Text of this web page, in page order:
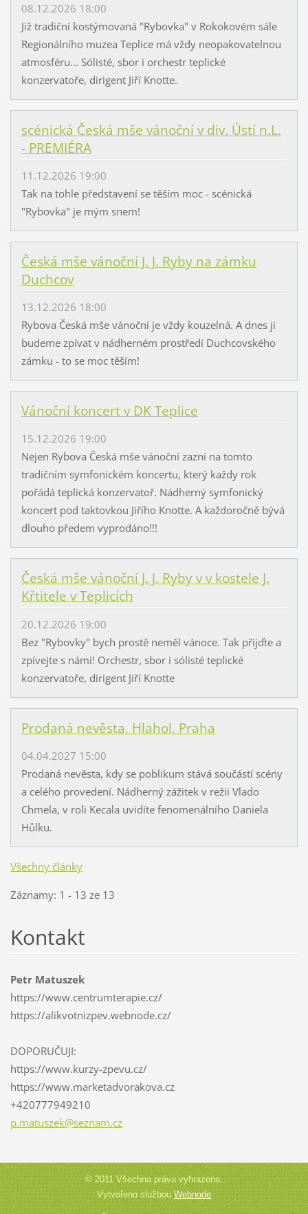
08.12.2026 18:00
Již tradiční kostýmovaná "Rybovka" v Rokokovém sále
Regionálního muzea Teplice má vždy neopakovatelnou
atmosféru... Sólisté, sbor i orchestr teplické
konzervatoře, dirigent Jiří Knotte.
scénická Česká mše vánoční v div. Ústí n.L.
- PREMIÉRA
11.12.2026 19:00
Tak na tohle představení se těším moc - scénická
"Rybovka" je mým snem!
Česká mše vánoční J. J. Ryby na zámku
Duchcov
13.12.2026 18:00
Rybova Česká mše vánoční je vždy kouzelná. A dnes ji
budeme zpívat v nádherném prostředí Duchcovského
zámku - to se moc těším!
Vánoční koncert v DK Teplice
15.12.2026 19:00
Nejen Rybova Česká mše vánoční zazní na tomto
tradičním symfonickém koncertu, který každy rok
pořádá teplická konzervatoř. Nádherný symfonický
koncert pod taktovkou Jiřího Knotte. A každoročně bývá
dlouho předem vyprodáno!!!
Česká mše vánoční J. J. Ryby v v kostele J.
Křtitele v Teplicích
20.12.2026 19:00
Bez "Rybovky" bych prostě neměl vánoce. Tak přijďte a
zpívejte s námi! Orchestr, sbor i sólisté teplické
konzervatoře, dirigent Jiří Knotte
Prodaná nevěsta, Hlahol, Praha
04.04.2027 15:00
Prodaná nevěsta, kdy se poblikum stává součástí scény
a celého provedení. Nádherný zážitek v režii Vlado
Chmela, v roli Kecala uvidíte fenomenálního Daniela
Hůlku.
Všechny články
Záznamy: 1 - 13 ze 13
Kontakt
Petr Matuszek
https://www.centrumterapie.cz/
https://alikvotnizpev.webnode.cz/
DOPORUČUJI:
https://www.kurzy-zpevu.cz/
https://www.marketadvorakova.cz
+420777949210
p.matuszek@seznam.cz
© 2011 Všechna práva vyhrazena.
Vytvořeno službouWebnode